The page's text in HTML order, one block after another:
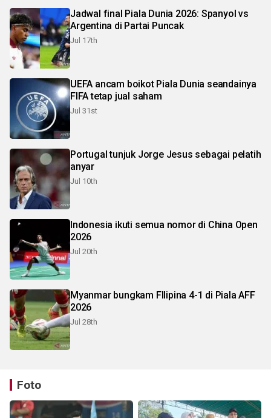
Jadwal final Piala Dunia 2026: Spanyol vs
Argentina di Partai Puncak
Jul 17th
UEFA ancam boikot Piala Dunia seandainya
FIFA tetap jual saham
Jul 31st
Portugal tunjuk Jorge Jesus sebagai pelatih
anyar
Jul 10th
Indonesia ikuti semua nomor di China Open
2026
Jul 20th
Myanmar bungkam FIlipina 4-1 di Piala AFF
2026
Jul 28th
Foto